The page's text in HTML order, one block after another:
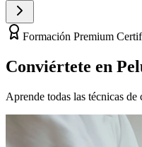
Formación Premium
Conviértete en
Aprende todas las técnicas